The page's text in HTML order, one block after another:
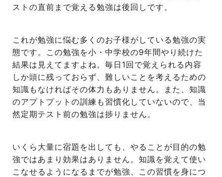
ストの直前まで覚える勉強は後回しです。
これが勉強に悩む多くのお子様がしている勉強の実
態です。この勉強を小・中学校の9年間やり続けた
結果は見えてますよね。毎日1回で覚えられる内容
しか頭に残っておらず、難しいことを考えるための
知識もなければその体力もありません。また、知識
のアプトプットの訓練も習慣化していないので、当
然定期テスト前の勉強は捗りません。
いくら大量に宿題を出しても、やることが目的の勉
強ではあまり効果はありません。知識を覚えて使い
こなせるようになるまでが勉強、この習慣を身につ